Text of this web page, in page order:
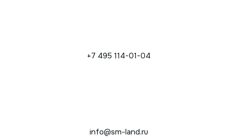
+7 495 114-01-04
info@sm-land.ru